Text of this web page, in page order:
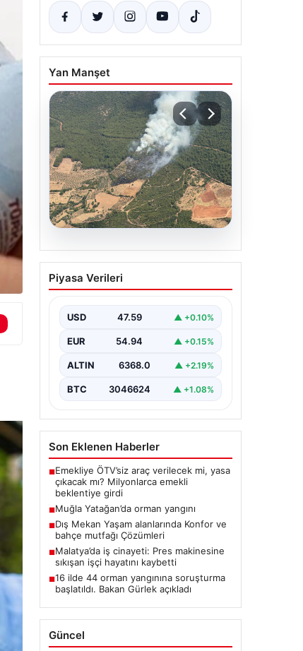
Yan Manşet
05.08.2026
Muğla Yatağan’da orman
yangını
Piyasa Verileri
USD 47.59 ▲ +0.10%
EUR 54.94 ▲ +0.15%
ALTIN 6368.0 ▲ +2.19%
BTC 3046624 ▲ +1.08%
Son Eklenen Haberler
■Emekliye ÖTV’siz araç verilecek mi, yasa
çıkacak mı? Milyonlarca emekli
beklentiye girdi
■Muğla Yatağan’da orman yangını
■Dış Mekan Yaşam alanlarında Konfor ve
bahçe mutfağı Çözümleri
■Malatya’da iş cinayeti: Pres makinesine
sıkışan işçi hayatını kaybetti
■16 ilde 44 orman yangınına soruşturma
başlatıldı. Bakan Gürlek açıkladı
Güncel